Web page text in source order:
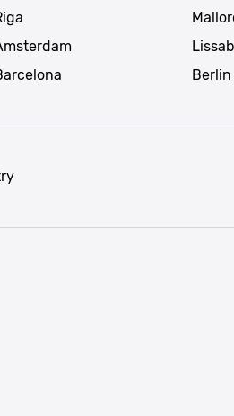
Berlin